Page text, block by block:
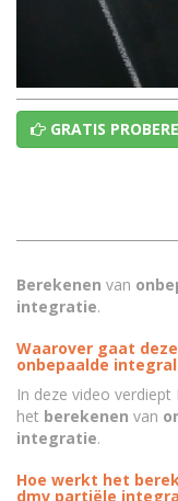
GRATIS
Berekenen van
integratie.
Waarover gaat
onbepaalde
In deze video verdiept
het berekenen van
integratie.
Hoe werkt het
dmv partiële